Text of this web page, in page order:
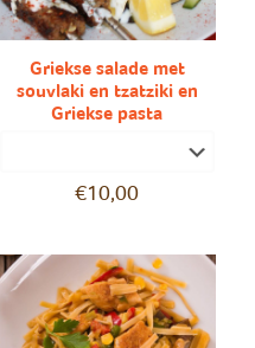
Griekse salade met
souvlaki en tzatziki en
Griekse pasta
€10,00